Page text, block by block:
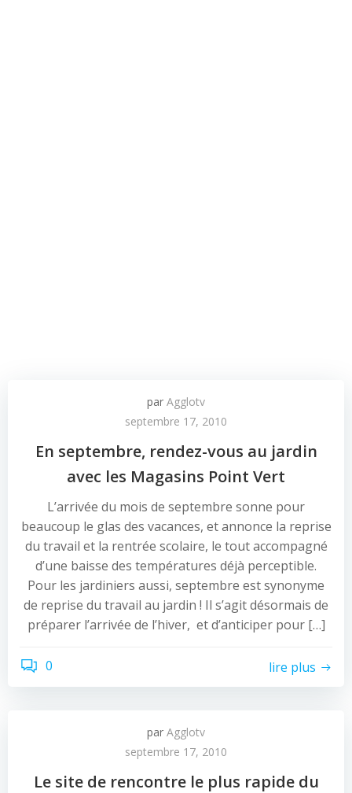
par Agglotv
septembre 17, 2010
En septembre, rendez-vous au jardin
avec les Magasins Point Vert
L’arrivée du mois de septembre sonne pour
beaucoup le glas des vacances, et annonce la reprise
du travail et la rentrée scolaire, le tout accompagné
d’une baisse des températures déjà perceptible.
Pour les jardiniers aussi, septembre est synonyme
de reprise du travail au jardin ! Il s’agit désormais de
préparer l’arrivée de l’hiver, et d’anticiper pour […]
0 lire plus
par Agglotv
septembre 17, 2010
Le site de rencontre le plus rapide du